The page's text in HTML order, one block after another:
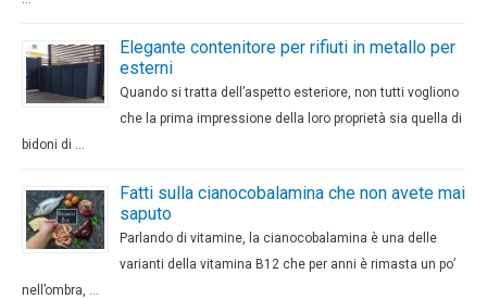
Elegante contenitore per rifiuti in metallo per
esterni
Quando si tratta dell’aspetto esteriore, non tutti vogliono
che la prima impressione della loro proprietà sia quella di
bidoni di …
Fatti sulla cianocobalamina che non avete mai
saputo
Parlando di vitamine, la cianocobalamina è una delle
varianti della vitamina B12 che per anni è rimasta un po’
nell’ombra, …